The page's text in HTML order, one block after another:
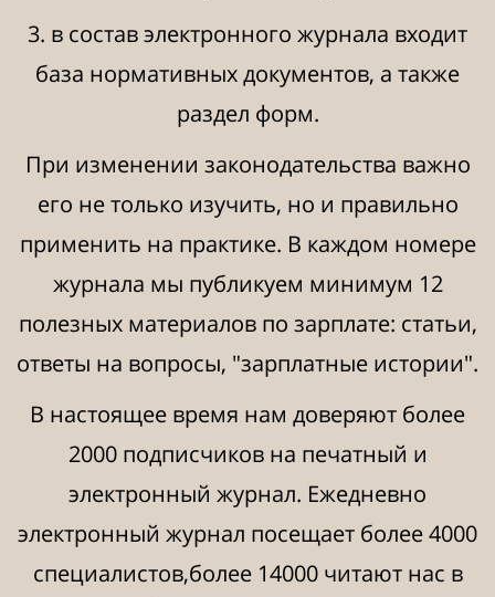
3. в состав электронного журнала входит
база нормативных документов, а также
раздел форм.
При изменении законодательства важно
его не только изучить, но и правильно
применить на практике. В каждом номере
журнала мы публикуем минимум 12
полезных материалов по зарплате: статьи,
ответы на вопросы, "зарплатные истории".
В настоящее время нам доверяют более
2000 подписчиков на печатный и
электронный журнал. Ежедневно
электронный журнал посещает более 4000
специалистов,более 14000 читают нас в